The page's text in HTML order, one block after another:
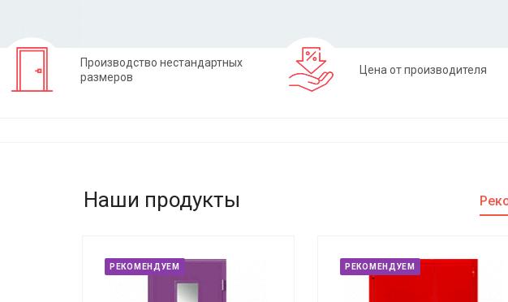
Производство нестандартных
размеров
Цена от производителя
Наши продукты
РЕКОМЕНДУЕМ РЕКОМЕНДУЕМ